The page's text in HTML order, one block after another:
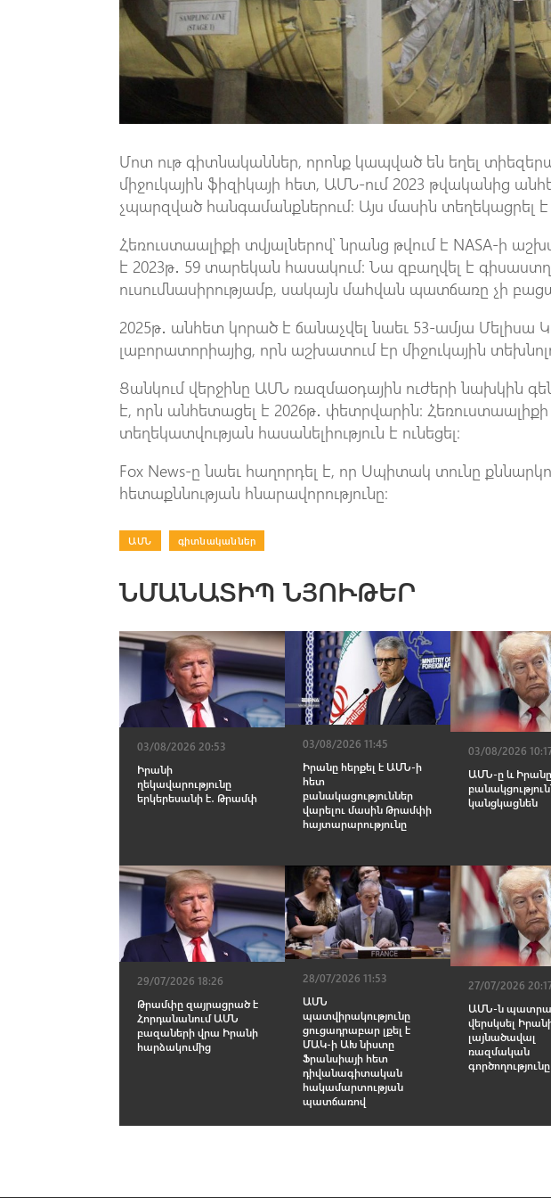
Մոտ ութ գիտնականներ, որոնք կապված են եղել
միջուկային ֆիզիկայի հետ, ԱՄՆ-ում 2023 թվականից
չպարզված հանգամանքներում։ Այս մասին տեղեկացրել է
Հեռուստաալիքի տվյալներով՝ նրանց թվում է NASA-ի
է 2023թ․ 59 տարեկան հասակում: Նա զբաղվել է
ուսումնասիրությամբ, սակայն մահվան պատճառը չի
2025թ․ անհետ կորած է ճանաչվել նաեւ 53-ամյա Մելիսա
լաբորատորիայից, որն աշխատում էր միջուկային
Ցանկում վերջինը ԱՄՆ ռազմաօդային ուժերի նախկին
է, որն անհետացել է 2026թ․ փետրվարին:
տեղեկատվության հասանելիություն է ունեցել։
Fox News-ը նաեւ հաղորդել է, որ Սպիտակ տունը
հետաքննության հնարավորությունը։
ԱՄՆ գիտնականներ
ՆՄԱՆԱՏԻՊ ՆՅՈՒԹԵՐ
03/08/2026 20:53
Իրանի
ղեկավարությունը
երկերեսանի է․ Թրամփ
03/08/2026 11:45
Իրանը հերքել է ԱՄՆ-ի
հետ
բանակացություններ
վարելու մասին Թրամփի
հայտարարությունը
03/08/2026
ԱՄՆ-ը և
կանցկացնեն
29/07/2026 18:26
Թրամփը զայրացրած է
Հորդանանում ԱՄՆ
բազաների վրա Իրանի
հարձակումից
28/07/2026 11:53
ԱՄՆ
պատվիրակությունը
ցուցադրաբար լքել է
ՄԱԿ-ի ԱԽ նիստը
Ֆրանսիայի հետ
դիվանագիտական
հակամարտության
պատճառով
27/07/2026
ԱՄՆ-ն
վերսկսել
լայնածավալ
ռազմական